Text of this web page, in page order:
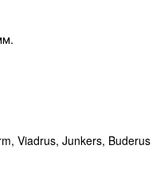
Viadrus, Junkers, Buderus